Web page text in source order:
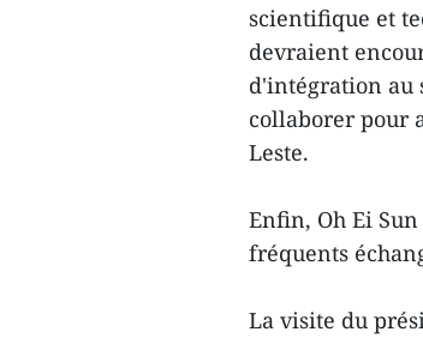
scientifique et
devraient
d'intégration au
collaborer pour
Leste.
Enfin, Oh Ei
fréquents
La visite du